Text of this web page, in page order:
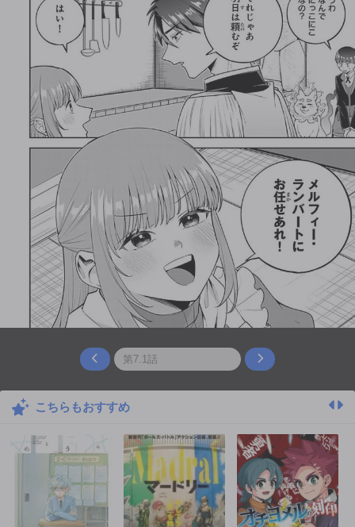
こちらもおすすめ